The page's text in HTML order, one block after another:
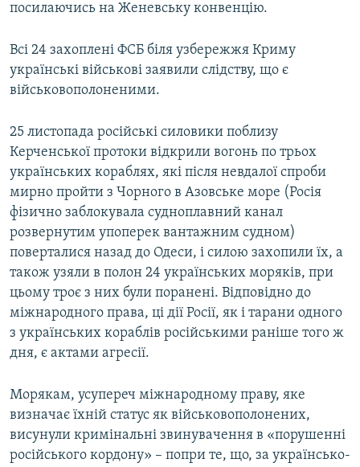
посилаючись на Женевську конвенцію.
Всі 24 захоплені ФСБ біля узбережжя Криму
українські військові заявили слідству, що є
військовополоненими.
25 листопада російські силовики поблизу
Керченської протоки відкрили вогонь по трьох
українських кораблях, які після невдалої спроби
мирно пройти з Чорного в Азовське море (Росія
фізично заблокувала судноплавний канал
розвернутим упоперек вантажним судном)
поверталися назад до Одеси, і силою захопили їх, а
також узяли в полон 24 українських моряків, при
цьому троє з них були поранені. Відповідно до
міжнародного права, ці дії Росії, як і тарани одного
з українських кораблів російськими раніше того ж
дня, є актами агресії.
Морякам, усупереч міжнародному праву, яке
визначає їхній статус як військовополонених,
висунули кримінальні звинувачення в «порушенні
російського кордону» – попри те, що, за українсько-